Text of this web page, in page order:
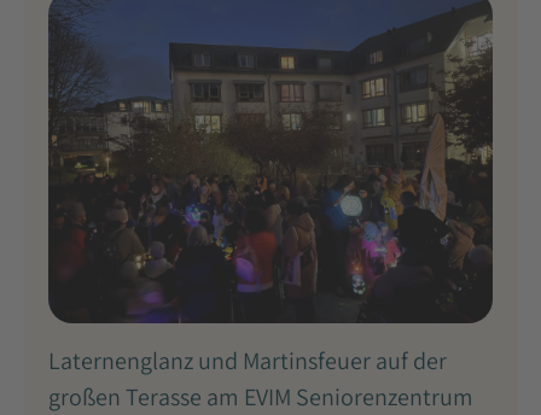
Laternenglanz und Martinsfeuer auf der
großen Terasse am EVIM Seniorenzentrum